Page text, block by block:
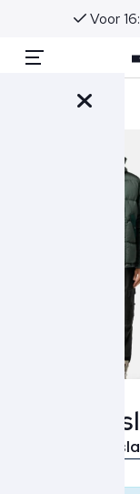
Voor
Stone
Over Stone